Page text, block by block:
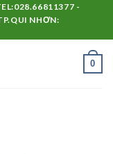
-
NHƠN:
0